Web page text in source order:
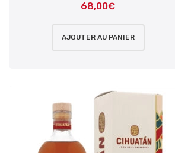
68,00€
AJOUTER AU PANIER